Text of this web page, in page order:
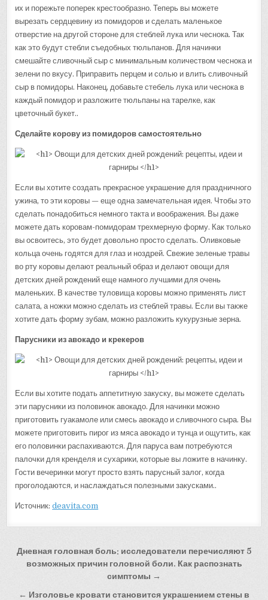
их и порежьте поперек крестообразно. Теперь вы можете
вырезать сердцевину из помидоров и сделать маленькое
отверстие на другой стороне для стеблей лука или чеснока. Так
как это будут стебли съедобных тюльпанов. Для начинки
смешайте сливочный сыр с минимальным количеством чеснока и
зелени по вкусу. Приправить перцем и солью и влить сливочный
сыр в помидоры. Наконец, добавьте стебель лука или чеснока в
каждый помидор и разложите тюльпаны на тарелке, как
цветочный букет..
Сделайте корову из помидоров самостоятельно
Если вы хотите создать прекрасное украшение для праздничного
ужина, то эти коровы — еще одна замечательная идея. Чтобы это
сделать понадобиться немного такта и воображения. Вы даже
можете дать коровам-помидорам трехмерную форму. Как только
вы освоитесь, это будет довольно просто сделать. Оливковые
кольца очень годятся для глаз и ноздрей. Свежие зеленые травы
во рту коровы делают реальный образ и делают овощи для
детских дней рождений еще намного лучшими для очень
маленьких. В качестве туловища коровы можно применять лист
салата, а ножки можно сделать из стеблей травы. Если вы также
хотите дать форму зубам, можно разложить кукурузные зерна.
Парусники из авокадо и крекеров
Если вы хотите подать аппетитную закуску, вы можете сделать
эти парусники из половинок авокадо. Для начинки можно
приготовить гуакамоле или смесь авокадо и сливочного сыра. Вы
можете приготовить пирог из мяса авокадо и тунца и ощутить, как
его половинки распахиваются. Для паруса вам потребуются
палочки для кренделя и сухарики, которые вы ложите в начинку.
Гости вечеринки могут просто взять парусный залог, когда
проголодаются, и наслаждаться полезными закусками..
Источник:deavita.com
Навигация
записям
Дневная головная боль: исследователи перечисляют 5
возможных причин головной боли. Как распознать
симптомы →
← Изголовье кровати становится украшением стены в